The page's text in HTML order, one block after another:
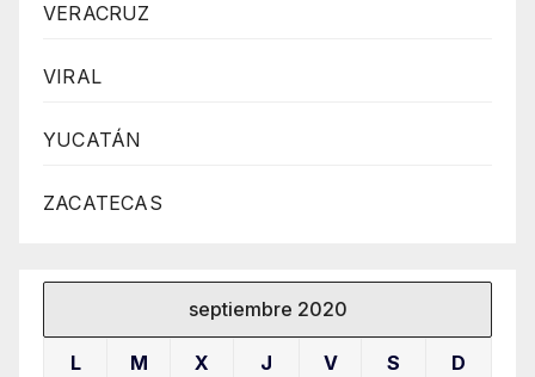
VERACRUZ
VIRAL
YUCATÁN
ZACATECAS
septiembre 2020
L M X J V S D